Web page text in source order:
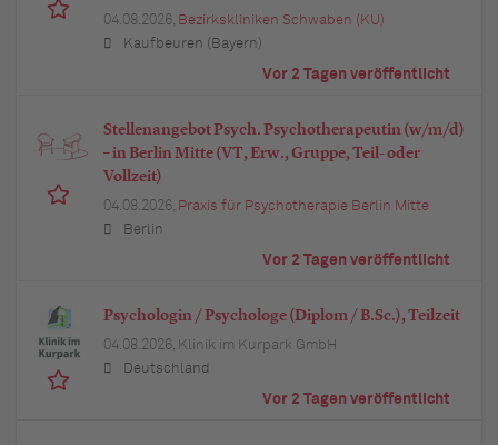
04.08.2026, Bezirkskliniken Schwaben (KU)
Kaufbeuren (Bayern)
Vor 2 Tagen veröffentlicht
Stellenangebot Psych. Psychotherapeutin (w/m/d)
– in Berlin Mitte (VT, Erw., Gruppe, Teil- oder
Vollzeit)
04.08.2026, Praxis für Psychotherapie Berlin Mitte
Berlin
Vor 2 Tagen veröffentlicht
Psychologin / Psychologe (Diplom / B.Sc.), Teilzeit
04.08.2026, Klinik im Kurpark GmbH
Deutschland
Vor 2 Tagen veröffentlicht